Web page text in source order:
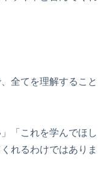
全てを理解すること
「これを学んでほし
れるわけではありま